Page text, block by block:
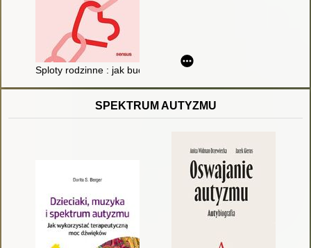
Sploty rodzinne : jak budować dobre i wspierające kontakty z
SPEKTRUM AUTYZMU